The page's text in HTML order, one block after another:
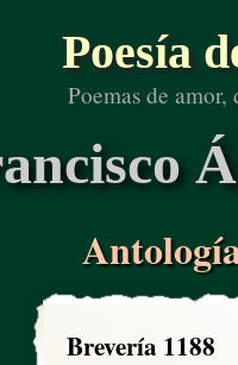
Poesía
Poemas de amor,
Brevería 1188